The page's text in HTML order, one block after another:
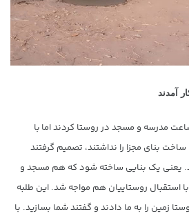
آمدند
مدرسه و مسجد در روستا کردند اما با
ساخت بنای مجزا را نداشتند، تصمیم گرفتند
یعنی یک بنایی ساخته شود که هم مسجد و
استقبال روستاییان هم مواجه شد. این طلبه
زمین را به ما دادند و گفتند شما بسازید. با